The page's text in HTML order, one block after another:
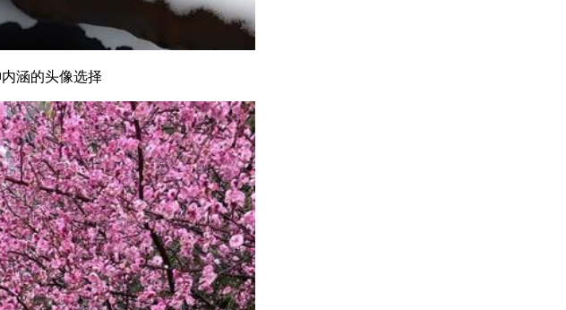
涵的头像选择